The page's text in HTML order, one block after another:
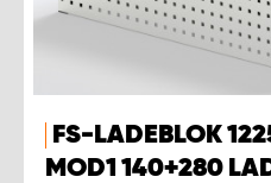
FS-LADEBLOK
MOD1 140+280